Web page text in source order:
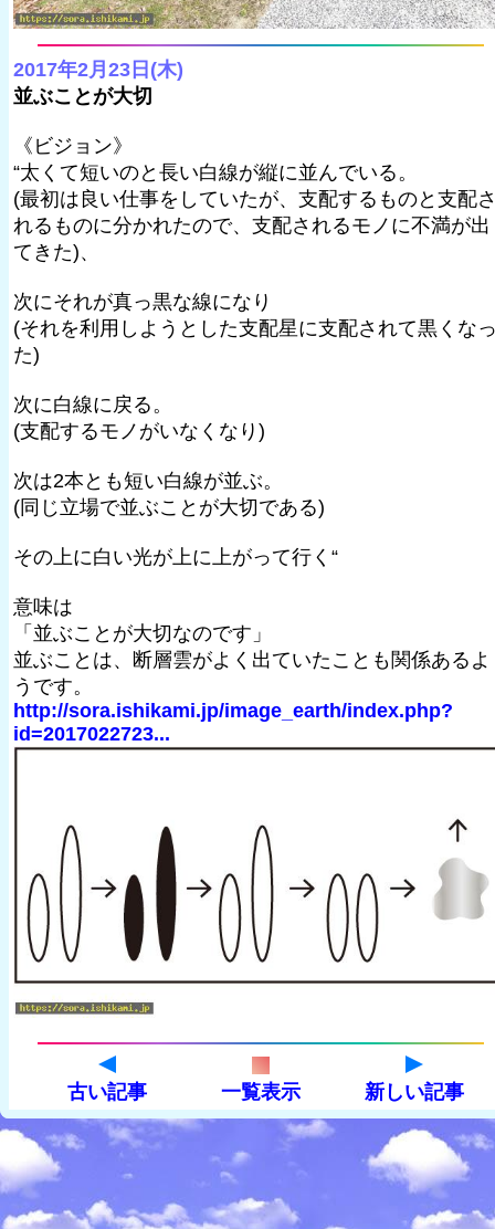
2017年2月23日(木)
並ぶことが大切
《ビジョン》
“太くて短いのと長い白線が縦に並んでいる。
(最初は良い仕事をしていたが、支配するものと支配
れるものに分かれたので、支配されるモノに不満が出
てきた)、
次にそれが真っ黒な線になり
(それを利用しようとした支配星に支配されて黒くな
た)
次に白線に戻る。
(支配するモノがいなくなり)
次は2本とも短い白線が並ぶ。
(同じ立場で並ぶことが大切である)
その上に白い光が上に上がって行く“
意味は
「並ぶことが大切なのです」
並ぶことは、断層雲がよく出ていたことも関係あるよ
うです。
http://sora.ishikami.jp/image_earth/index.php?
id=2017022723...
古い記事 一覧表示 新しい記事